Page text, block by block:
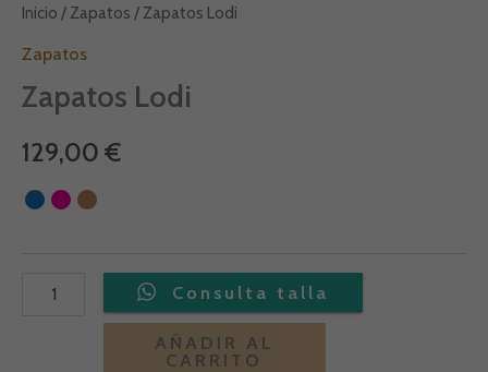
Inicio / Zapatos / Zapatos Lodi
Zapatos
Zapatos Lodi
129,00 €
AÑADIR AL
CARRITO